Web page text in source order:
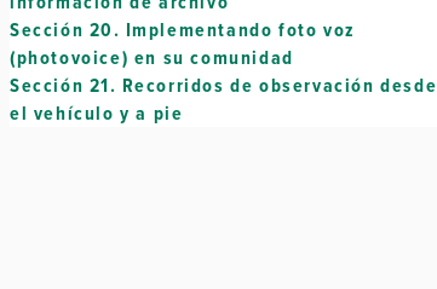
Sección 20. Implementando foto voz
(photovoice) en su comunidad
Sección 21. Recorridos de observación desde
el vehículo y a pie